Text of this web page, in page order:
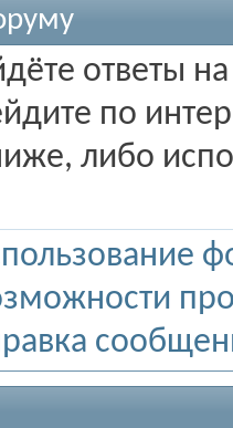
ответы
по
либо